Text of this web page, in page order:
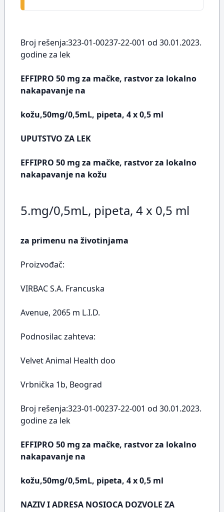
Broj rešenja:323-01-00237-22-001 od 30.01.2023.
godine za lek
EFFIPRO 50 mg za mačke, rastvor za lokalno
nakapavanje na
kožu,50mg/0,5mL, pipeta, 4 x 0,5 ml
UPUTSTVO ZA LEK
EFFIPRO 50 mg za mačke, rastvor za lokalno
nakapavanje na kožu
5.mg/0,5mL, pipeta, 4 x 0,5 ml
za primenu na životinjama
Proizvođač:
VIRBAC S.A. Francuska
Avenue, 2065 m L.I.D.
Podnosilac zahteva:
Velvet Animal Health doo
Vrbnička 1b, Beograd
Broj rešenja:323-01-00237-22-001 od 30.01.2023.
godine za lek
EFFIPRO 50 mg za mačke, rastvor za lokalno
nakapavanje na
kožu,50mg/0,5mL, pipeta, 4 x 0,5 ml
NAZIV I ADRESA NOSIOCA DOZVOLE ZA